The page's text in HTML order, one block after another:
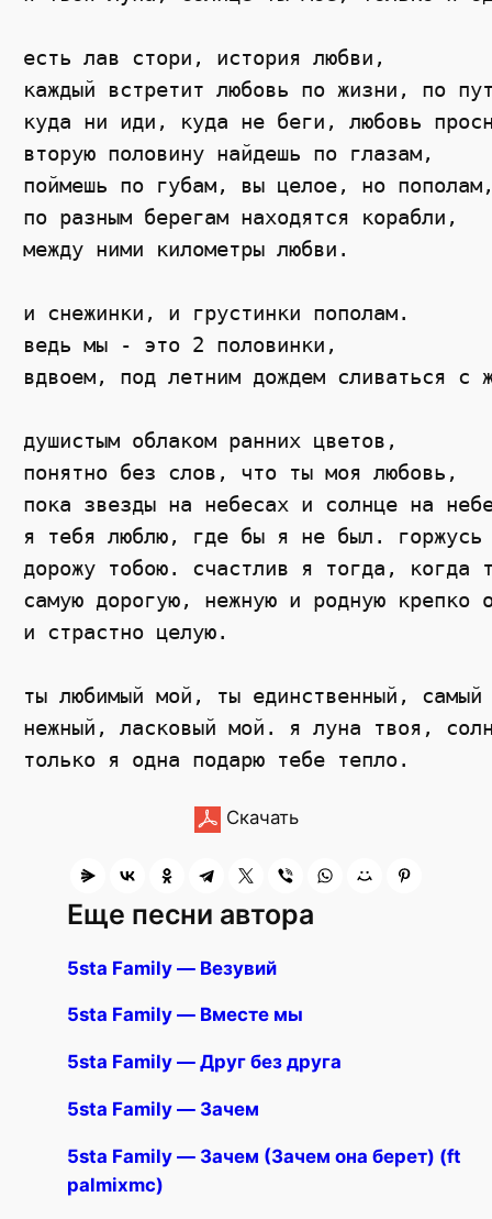
есть лав стори, история любви,
каждый встретит любовь по жизни, по
куда ни иди, куда не беги, любовь
вторую половину найдешь по глазам,
поймешь по губам, вы целое, но
по разным берегам находятся корабли,
между ними километры любви.
и снежинки, и грустинки пополам.
ведь мы - это 2 половинки,
вдвоем, под летним дождем сливаться с
душистым облаком ранних цветов,
понятно без слов, что ты моя любовь,
пока звезды на небесах и солнце на
я тебя люблю, где бы я не был.
дорожу тобою. счастлив я тогда,
самую дорогую, нежную и родную крепко
и страстно целую.
ты любимый мой, ты единственный, самый
нежный, ласковый мой. я луна твоя,
Скачать
Еще песни автора
5sta Family — Везувий
5sta Family — Вместе мы
5sta Family — Друг без друга
5sta Family — Зачем
5sta Family — Зачем (Зачем она берет) (ft
palmixmc)